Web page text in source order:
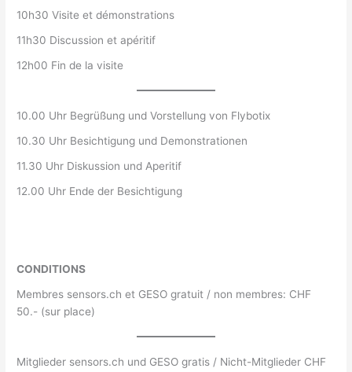
10h30 Visite et démonstrations
11h30 Discussion et apéritif
12h00 Fin de la visite
10.00 Uhr Begrüßung und Vorstellung von Flybotix
10.30 Uhr Besichtigung und Demonstrationen
11.30 Uhr Diskussion und Aperitif
12.00 Uhr Ende der Besichtigung
CONDITIONS
Membres sensors.ch et GESO gratuit / non membres: CHF
50.- (sur place)
Mitglieder sensors.ch und GESO gratis / Nicht-Mitglieder CHF